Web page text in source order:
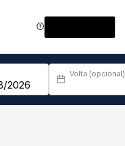
Volta (opcional)